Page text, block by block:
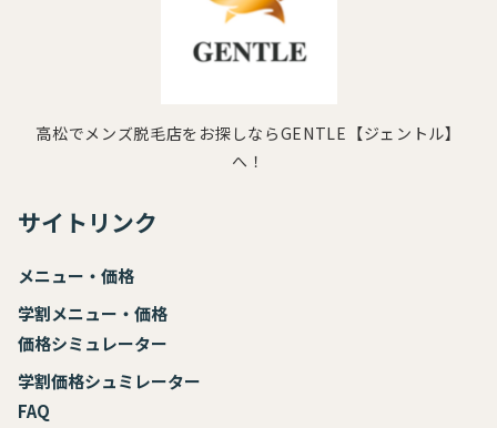
高松でメンズ脱毛店をお探しならGENTLE【ジェントル】
へ！
サイトリンク
メニュー・価格
学割メニュー・価格
価格シミュレーター
学割価格シュミレーター
FAQ